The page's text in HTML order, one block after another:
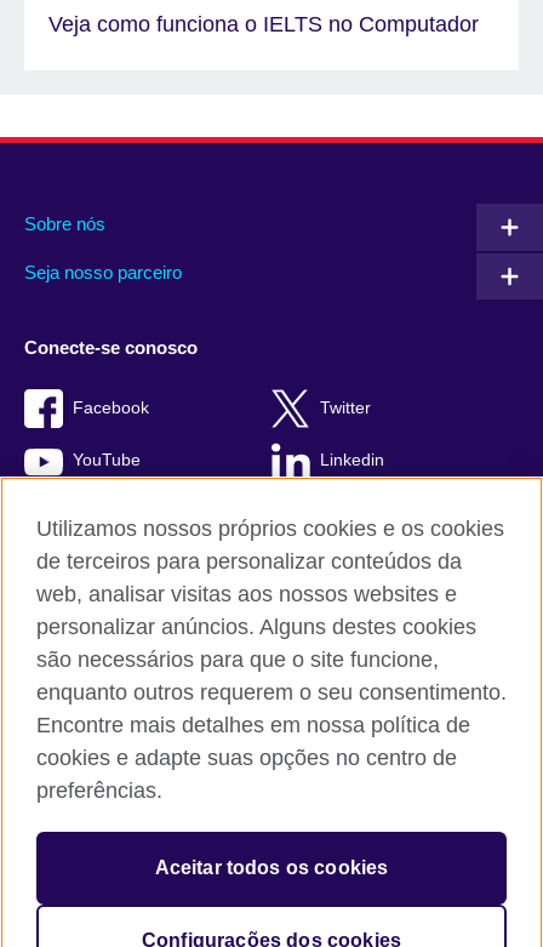
Veja como funciona o IELTS no Computador
Sobre nós
Seja nosso parceiro
Conecte-se conosco
Facebook Twitter
YouTube Linkedin
British Council global
Comentários e reclamações
Política de privacidade e termos de uso
© 2026 British Council
The United Kingdom’s international organisation for cultural
Utilizamos nossos próprios cookies e os cookies
de terceiros para personalizar conteúdos da
web, analisar visitas aos nossos websites e
personalizar anúncios. Alguns destes cookies
são necessários para que o site funcione,
enquanto outros requerem o seu consentimento.
Encontre mais detalhes em nossa política de
cookies e adapte suas opções no centro de
preferências.
Aceitar todos os cookies
Configurações dos cookies